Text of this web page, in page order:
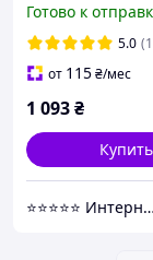
для ноутбука
трансформер |
Готово к
5.0
от 115₴/мес
1 093₴
Купить
⭐⭐⭐⭐⭐ Интернет магазин Добра Мама